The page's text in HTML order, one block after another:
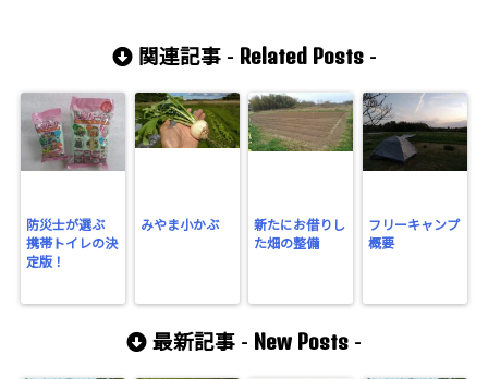
関連記事 - Related Posts-
防災士が選ぶ
携帯トイレの決
定版！
みやま小かぶ
新たにお借りし
た畑の整備
フリーキャンプ
概要
最新記事 - New Posts -